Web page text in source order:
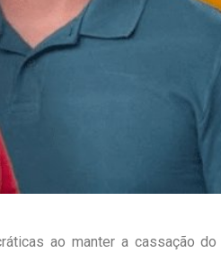
ao manter a cassação